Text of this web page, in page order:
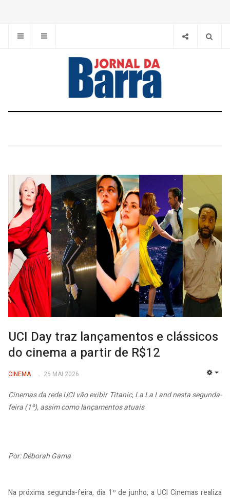
UCI Day traz lançamentos e clássicos
do cinema a partir de R$12
CINEMA 26 MAI 2026
Cinemas da rede UCI vão exibir Titanic, La La Land nesta segunda-
feira (1º), assim como lançamentos atuais
Por: Déborah Gama
Na próxima segunda-feira, dia 1º de junho, a UCI Cinemas realiza